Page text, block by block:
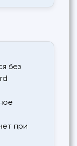
без
при